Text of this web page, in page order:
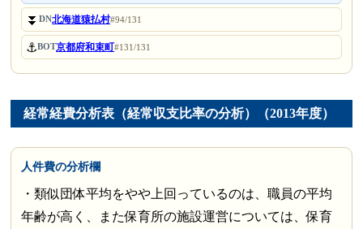
⏬DN北海道猿払村#94/131
⚓BOT京都府和束町#131/131
経常経費分析表（経常収支比率の分析）（2013年度）
人件費の分析欄
・類似団体平均をやや上回っているのは、職員の平均
年齢が高く、また保育所の施設運営については、保育